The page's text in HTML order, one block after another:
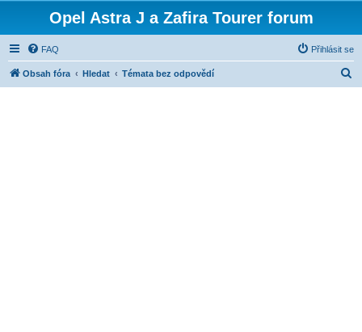
Opel Astra J a Zafira Tourer forum
FAQ Přihlásit se
Obsah fóra Hledat Témata bez odpovědí